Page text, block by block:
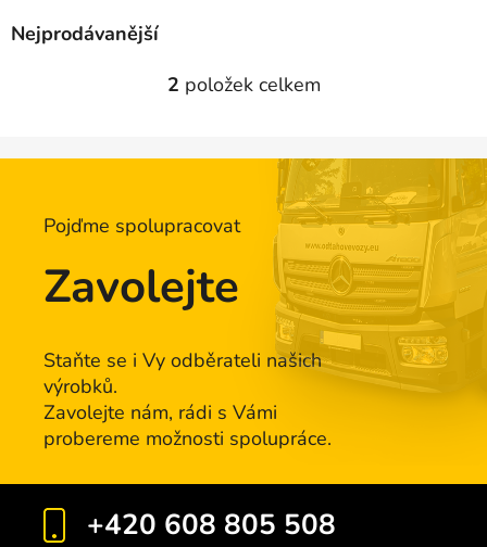
Nejprodávanější
O
á
k
v
ý
p
i
u
2 položek celkem
Pojďme spolupracovat
Zavolejte
Staňte se i Vy odběrateli našich
výrobků.
Zavolejte nám, rádi s Vámi
probereme možnosti spolupráce.
+420 608 805 508